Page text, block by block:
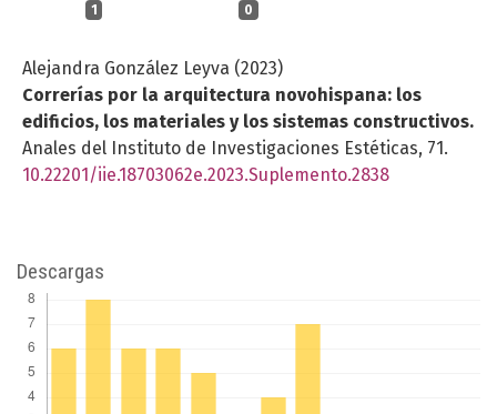
1 0
Alejandra González Leyva (2023)
Correrías por la arquitectura novohispana: los
edificios, los materiales y los sistemas constructivos.
Anales del Instituto de Investigaciones Estéticas, 71.
10.22201/iie.18703062e.2023.Suplemento.2838
Descargas